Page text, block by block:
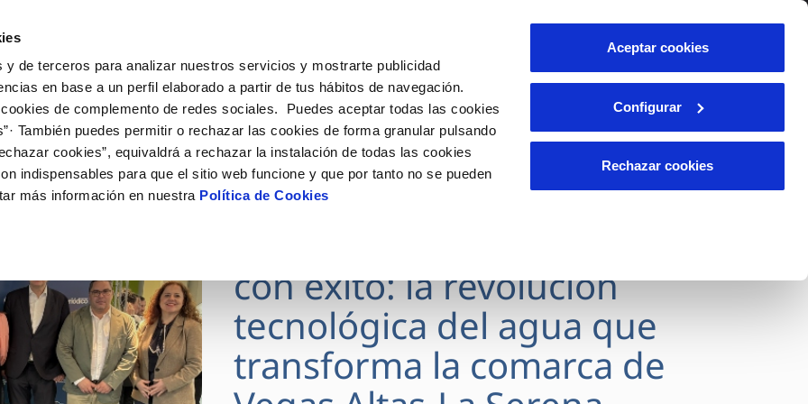
y de terceros para analizar nuestros servicios y mostrarte publicidad
en base a un perfil elaborado a partir de tus hábitos de navegación.
de complemento de redes sociales. Puedes aceptar todas las cookies
También puedes permitir o rechazar las cookies de forma granular pulsando
cookies”, equivaldrá a rechazar la instalación de todas las cookies
indispensables para que el sitio web funcione y que por tanto no se pueden
más información en nuestra Política de Cookies
Aceptar cookies
Configurar
Rechazar cookies
Online
de titular
de suministro
MODIFICACIÓN DE DATOS
Actualizar datos bancarios
Actualizar datos de domicilio
INCIDENCIAS
Comunica anomalías o posibles
VER TODAS LAS GESTIONES
Tu Servicio
AL CLIENTE
de contacto
de fuga interior
COMPROMISO DE SERVICIO
Carta de compromisos
Customer Counsel (Defensa del
Tu Agua
calidad del agua
CUIDADOS DEL AGUA
Consejos de ahorro
Conócenos
COMPROMISOS
ambiente
Área de clientes
29 JUN 2026
con éxito: la revolución
tecnológica del agua que
transforma la comarca de